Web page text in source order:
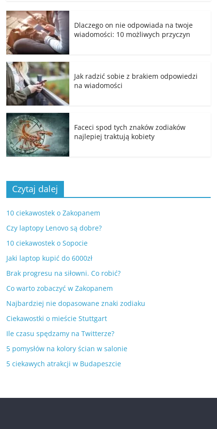
Dlaczego on nie odpowiada na twoje
wiadomości: 10 możliwych przyczyn
Jak radzić sobie z brakiem odpowiedzi
na wiadomości
Faceci spod tych znaków zodiaków
najlepiej traktują kobiety
Czytaj dalej
10 ciekawostek o Zakopanem
Czy laptopy Lenovo są dobre?
10 ciekawostek o Sopocie
Jaki laptop kupić do 6000zł
Brak progresu na siłowni. Co robić?
Co warto zobaczyć w Zakopanem
Najbardziej nie dopasowane znaki zodiaku
Ciekawostki o mieście Stuttgart
Ile czasu spędzamy na Twitterze?
5 pomysłów na kolory ścian w salonie
5 ciekawych atrakcji w Budapeszcie